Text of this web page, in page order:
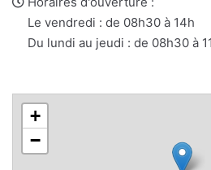
Le vendredi : de 08h30 à 14h
Du lundi au jeudi : de 08h30 à
+
−